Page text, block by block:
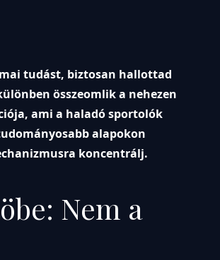
tudást, biztosan hallottad
összeomlik a nehezen
ami a haladó sportolók
alapokon
koncentrálj.
Nem a